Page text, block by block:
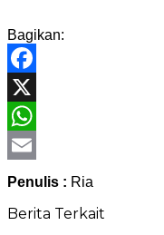
Bagikan:
Facebook
X
WhatsApp
Email
Penulis : Ria
Berita Terkait